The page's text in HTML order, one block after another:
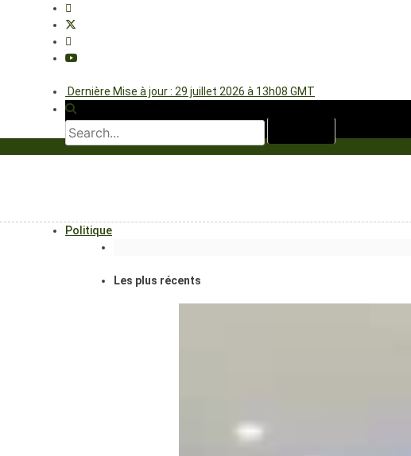
Dernière Mise à jour : 29 juillet 2026 à 13h08 GMT
Politique
Les plus récents